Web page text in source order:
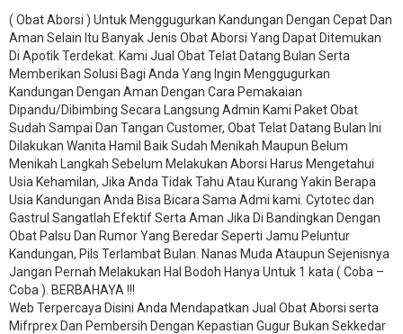
( Obat Aborsi ) Untuk Menggugurkan Kandungan Dengan Cepat Dan
Aman Selain Itu Banyak Jenis Obat Aborsi Yang Dapat Ditemukan
Di Apotik Terdekat. Kami Jual Obat Telat Datang Bulan Serta
Memberikan Solusi Bagi Anda Yang Ingin Menggugurkan
Kandungan Dengan Aman Dengan Cara Pemakaian
Dipandu/Dibimbing Secara Langsung Admin Kami Paket Obat
Sudah Sampai Dan Tangan Customer, Obat Telat Datang Bulan Ini
Dilakukan Wanita Hamil Baik Sudah Menikah Maupun Belum
Menikah Langkah Sebelum Melakukan Aborsi Harus Mengetahui
Usia Kehamilan, Jika Anda Tidak Tahu Atau Kurang Yakin Berapa
Usia Kandungan Anda Bisa Bicara Sama Admi kami. Cytotec dan
Gastrul Sangatlah Efektif Serta Aman Jika Di Bandingkan Dengan
Obat Palsu Dan Rumor Yang Beredar Seperti Jamu Peluntur
Kandungan, Pils Terlambat Bulan. Nanas Muda Ataupun Sejenisnya
Jangan Pernah Melakukan Hal Bodoh Hanya Untuk 1 kata ( Coba –
Coba ). BERBAHAYA !!!
Web Terpercaya Disini Anda Mendapatkan Jual Obat Aborsi serta
Mifrprex Dan Pembersih Dengan Kepastian Gugur Bukan Sekkedar